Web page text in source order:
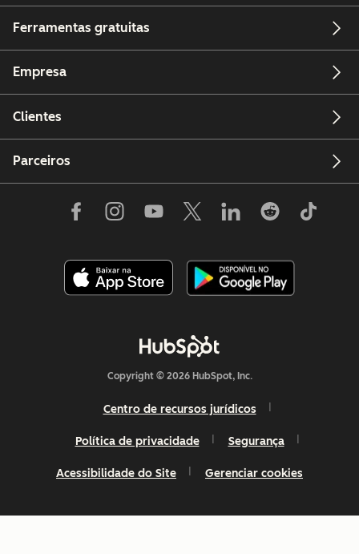
Ferramentas gratuitas
Empresa
Clientes
Parceiros
Copyright © 2026 HubSpot, Inc.
Centro de recursos jurídicos
Política de privacidade Segurança
Acessibilidade do Site Gerenciar cookies